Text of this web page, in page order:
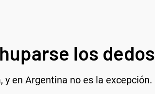
los dedos
en Argentina no es la excepción.